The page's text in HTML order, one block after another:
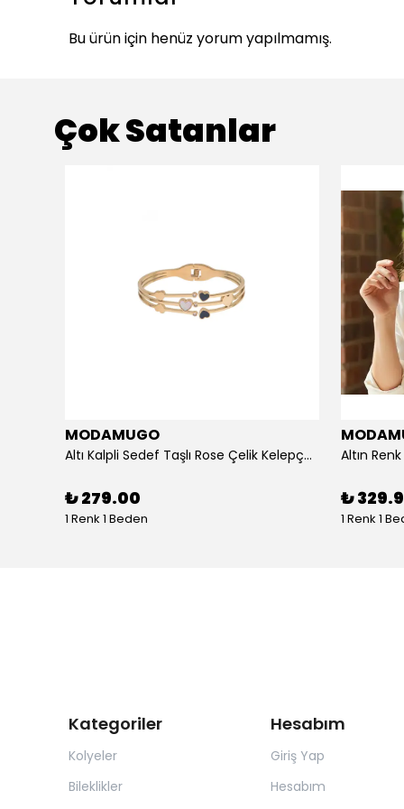
Bu ürün için henüz yorum yapılmamış.
Çok Satanlar
MODAMUGO
Altı Kalpli Sedef Taşlı Rose Çelik Kelepçe Bileklik
₺ 279.00
1 Renk 1 Beden
₺
1 Renk 1
Kategoriler
Kolyeler
Bileklikler
Hesabım
Giriş Yap
Hesabım